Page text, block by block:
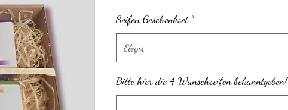
Seifen Geschenkset *
Elegir
Bitte hier die 4 Wunschseifen bekanntgeben!